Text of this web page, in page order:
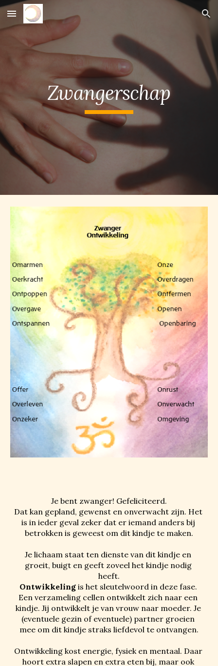
Skip to main content Skip to navigation
Zwangerschap
Je bent zwanger! Gefeliciteerd.
Dat kan gepland, gewenst en onverwacht zijn. Het
is in ieder geval zeker dat er iemand anders bij
betrokken is geweest om dit kindje te maken.
Je lichaam staat ten dienste van dit kindje en
groeit, buigt en geeft zoveel het kindje nodig
heeft.
Ontwikkeling is het sleutelwoord in deze fase.
Een verzameling cellen ontwikkelt zich naar een
kindje. Jij ontwikkelt je van vrouw naar moeder. Je
(eventuele gezin of eventuele) partner groeien
mee om dit kindje straks liefdevol te ontvangen.
Ontwikkeling kost energie, fysiek en mentaal. Daar
hoort extra slapen en extra eten bij, maar ook